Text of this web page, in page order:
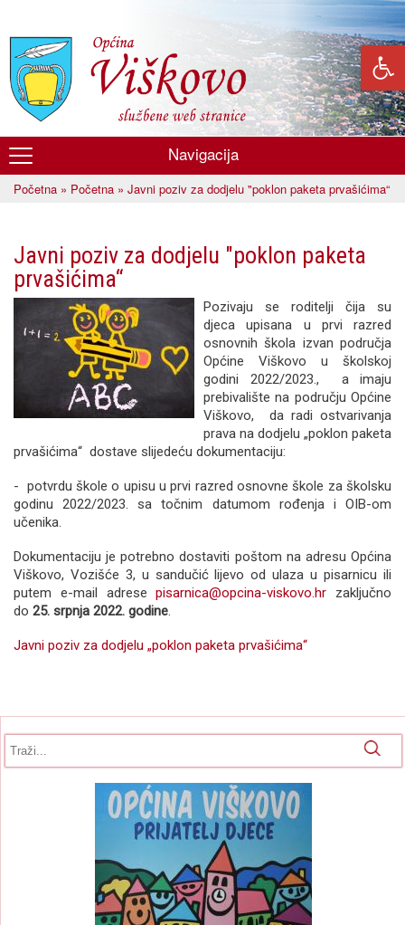
glavni
sadržaj
Općina
Viškovo
Navigacija
Početna » Početna » Javni poziv za dodjelu "poklon paketa prvašićima“
Javni poziv za dodjelu "poklon paketa
prvašićima“
Pozivaju se roditelji čija su
djeca upisana u prvi razred
osnovnih škola izvan područja
Općine Viškovo u školskoj
godini 2022/2023., a imaju
prebivalište na području Općine
Viškovo, da radi ostvarivanja
prava na dodjelu „poklon paketa
prvašićima“ dostave slijedeću dokumentaciju:
- potvrdu škole o upisu u prvi razred osnovne škole za školsku
godinu 2022/2023. sa točnim datumom rođenja i OIB-om
učenika.
Dokumentaciju je potrebno dostaviti poštom na adresu Općina
Viškovo, Vozišće 3, u sandučić lijevo od ulaza u pisarnicu ili
putem e-mail adresepisarnica@opcina-viskovo.hr zaključno
do 25. srpnja 2022. godine.
Javni poziv za dodjelu „poklon paketa prvašićima“